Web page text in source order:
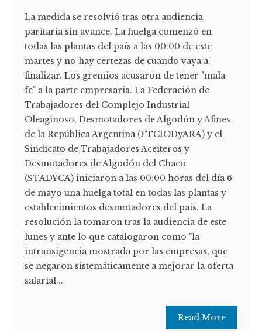
La medida se resolvió tras otra audiencia
paritaria sin avance. La huelga comenzó en
todas las plantas del país a las 00:00 de este
martes y no hay certezas de cuando vaya a
finalizar. Los gremios acusaron de tener "mala
fe" a la parte empresaria. La Federación de
Trabajadores del Complejo Industrial
Oleaginoso, Desmotadores de Algodón y Afines
de la República Argentina (FTCIODyARA) y el
Sindicato de Trabajadores Aceiteros y
Desmotadores de Algodón del Chaco
(STADYCA) iniciaron a las 00:00 horas del día 6
de mayo una huelga total en todas las plantas y
establecimientos desmotadores del país. La
resolución la tomaron tras la audiencia de este
lunes y ante lo que catalogaron como "la
intransigencia mostrada por las empresas, que
se negaron sistemáticamente a mejorar la oferta
salarial...
Read More